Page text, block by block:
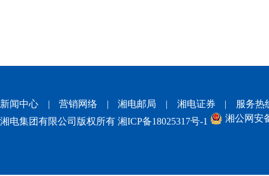
新闻中心 | 营销网络 | 湘电邮局 | 湘电证券 |
服务热
湘电集团有限公司版权所有 湘ICP备18025317号-1 湘公网安